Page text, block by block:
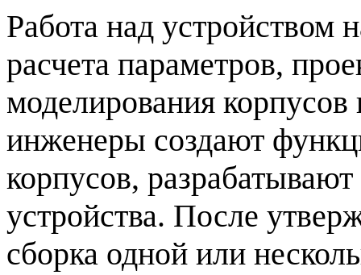
Работа над устройством
расчета параметров,
моделирования
инженеры создают
корпусов,
устройства. После
сборка одной или